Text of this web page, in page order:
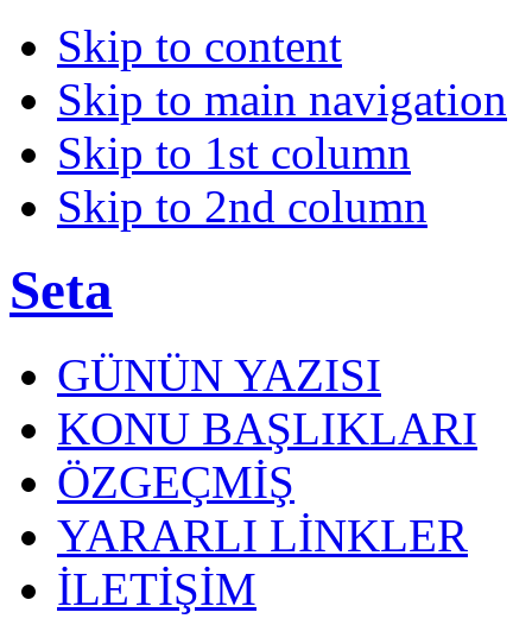
Skip to content
Skip to main navigation
Skip to 1st column
Skip to 2nd column
Seta
GÜNÜN YAZISI
KONU BAŞLIKLARI
ÖZGEÇMİŞ
YARARLI LİNKLER
İLETİŞİM